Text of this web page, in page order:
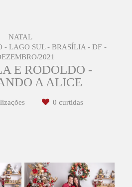
NATAL
- LAGO SUL - BRASÍLIA - DF
2021
E RODOLDO -
A ALICE
0 curtidas